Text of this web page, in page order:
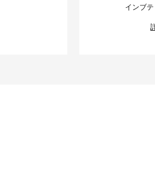
インブ